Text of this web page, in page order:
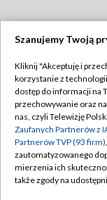
Abonament TVP
Emisja w TVP
Centrum
Naziemna
Szanujemy Twoją
Kliknij "Akceptuję i
korzystanie z
dostęp do informacji na
przechowywanie oraz
nas, czyli Telewizję
Zaufanych Partnerów z
Partnerów TVP (93 firm)
zautomatyzowanego
mierzenia ich
także zgody na